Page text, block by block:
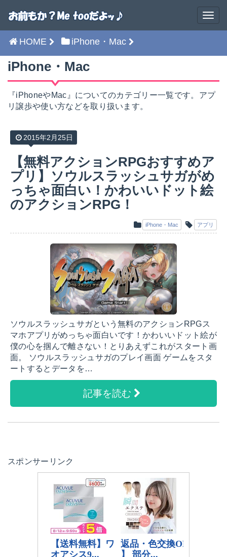
HOME iPhone・Mac
iPhone・Mac
『iPhoneやMac』についてのカテゴリー一覧です。アプ
リ譲歩や使い方などを取り扱います。
2015年2月25日
【無料アクションRPGおすすめア
プリ】ソウルスラッシュサガがめ
っちゃ面白い！かわいいドット絵
のアクションRPG！
iPhone・Mac アプリ
ソウルスラッシュサガという無料のアクションRPGス
マホアプリがめっちゃ面白いです！かわいいドット絵が
僕の心を掴んで離さない！とりあえずこれがスタート画
面。 ソウルスラッシュサガのプレイ画面 ゲームをスタ
ートするとデータを…
記事を読む
スポンサーリンク